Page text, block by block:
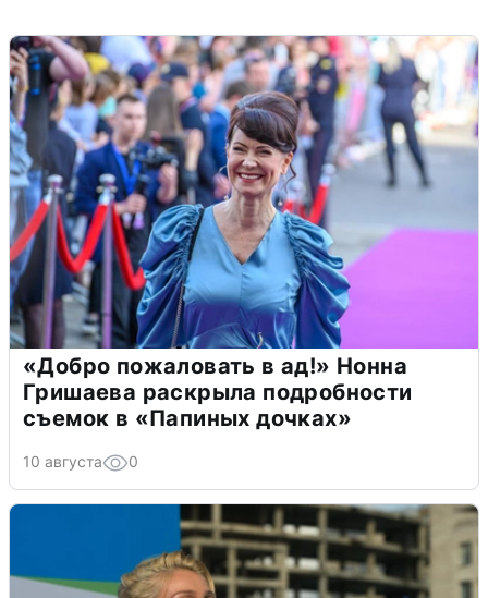
«Добро пожаловать в ад!» Нонна
Гришаева раскрыла подробности
съемок в «Папиных дочках»
10 августа 0